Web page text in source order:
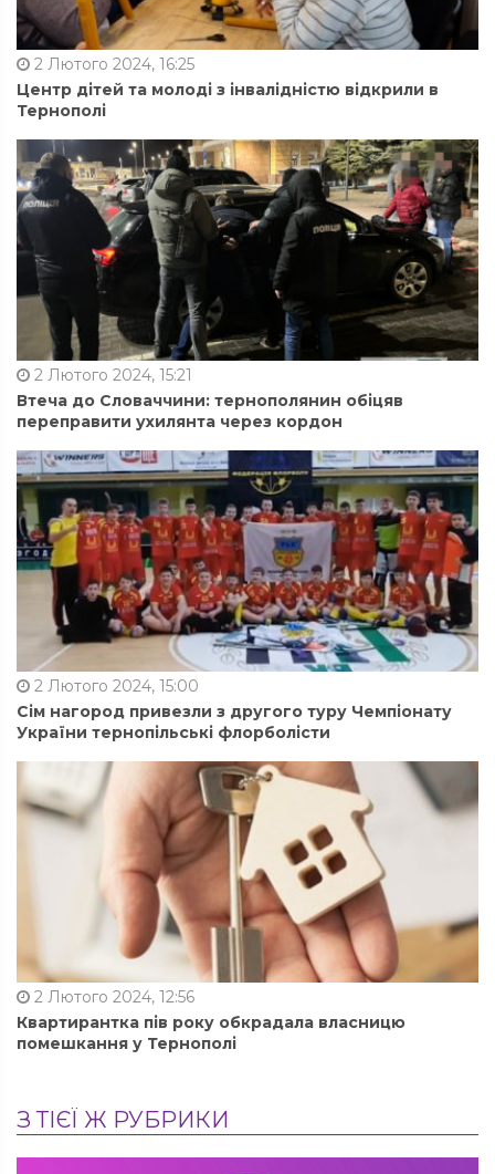
2 Лютого 2024, 16:25
Центр дітей та молоді з інвалідністю відкрили в
Тернополі
2 Лютого 2024, 15:21
Втеча до Словаччини: тернополянин обіцяв
переправити ухилянта через кордон
2 Лютого 2024, 15:00
Сім нагород привезли з другого туру Чемпіонату
України тернопільські флорболісти
2 Лютого 2024, 12:56
Квартирантка пів року обкрадала власницю
помешкання у Тернополі
З ТІЄЇ Ж РУБРИКИ